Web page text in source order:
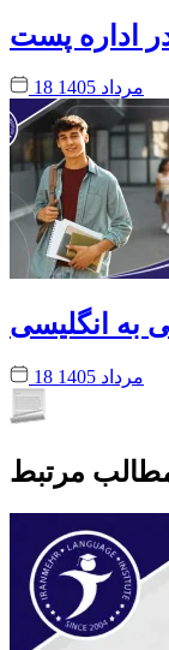
اداره پست
18 مرداد 1405
به انگلیسی
18 مرداد 1405
مرتبط